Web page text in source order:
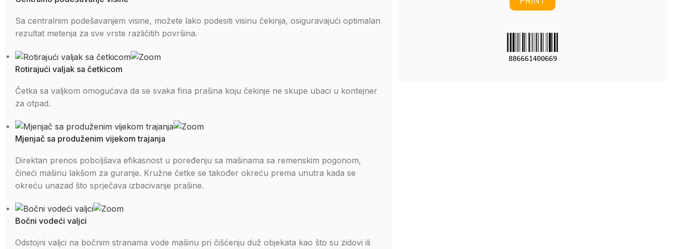
Sa centralnim podešavanjem visine, možete lako podesiti visinu čekinja, osiguravajući optimalan
rezultat metenja za sve vrste različitih površina.
Rotirajući valjak sa četkicom
Četka sa valjkom omogućava da se svaka fina prašina koju čekinje ne skupe ubaci u kontejner
za otpad.
Mjenjač sa produženim vijekom trajanja
Direktan prenos poboljšava efikasnost u poređenju sa mašinama sa remenskim pogonom,
čineći mašinu lakšom za guranje. Kružne četke se također okreću prema unutra kada se
okreću unazad što sprječava izbacivanje prašine.
Bočni vodeći valjci
Odstojni valjci na bočnim stranama vode mašinu pri čišćenju duž objekata kao što su zidovi ili
886661400669